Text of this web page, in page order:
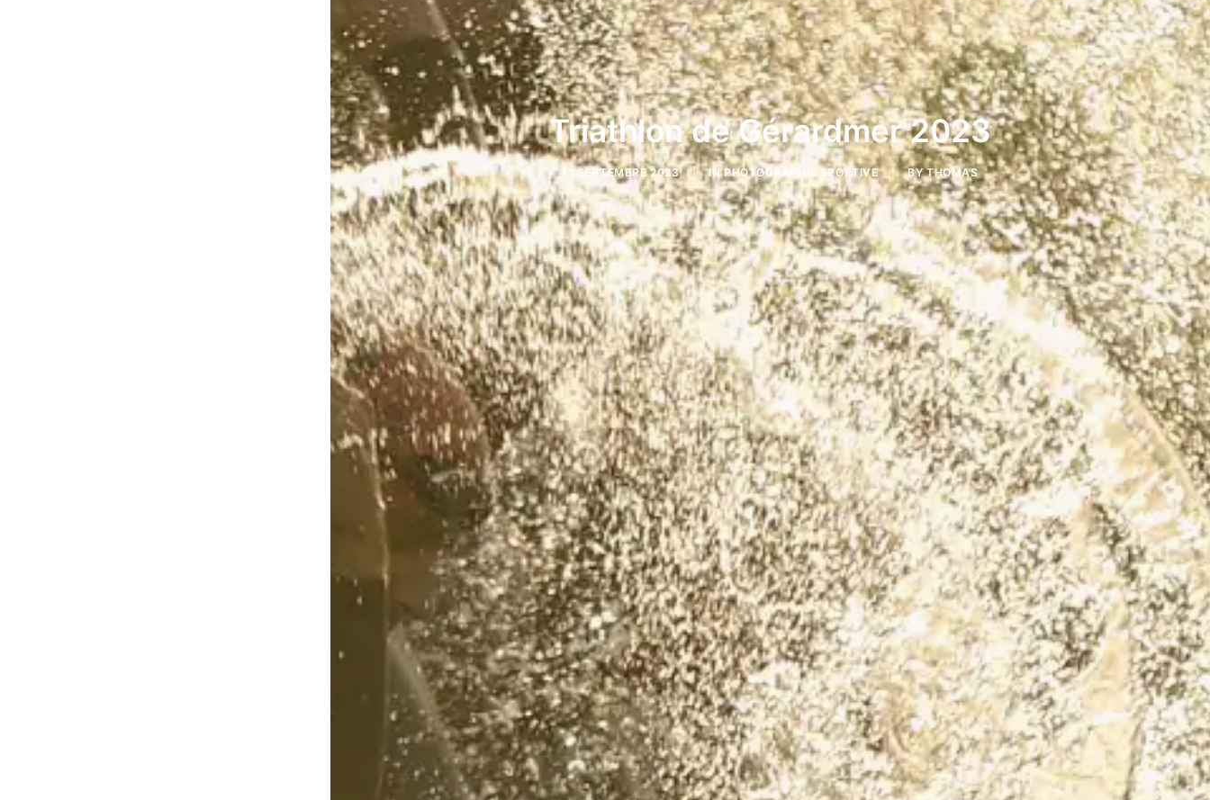
Triathlon de Gérardmer 2023
11 SEPTEMBRE 2023 | INPHOTOGRAPHIE SPORTIVE | BYTHOMAS